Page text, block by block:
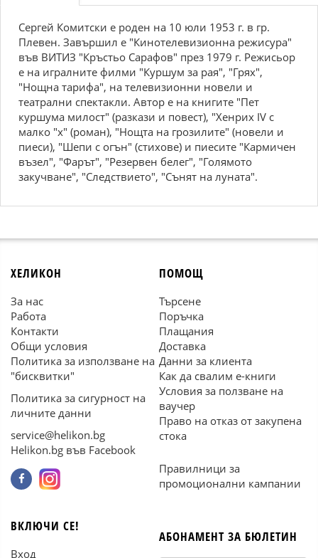
Сергей Комитски е роден на 10 юли 1953 г. в гр.
Плевен. Завършил е "Кинотелевизионна режисура"
във ВИТИЗ "Кръстьо Сарафов" през 1979 г. Режисьор
е на игралните филми "Куршум за рая", "Грях",
"Нощна тарифа", на телевизионни новели и
театрални спектакли. Автор е на книгите "Пет
куршума милост" (разкази и повест), "Хенрих ІV с
малко "х" (роман), "Нощта на грозилите" (новели и
пиеси), "Шепи с огън" (стихове) и пиесите "Кармичен
възел", "Фарът", "Резервен белег", "Голямото
закучване", "Следствието", "Сънят на луната".
ХЕЛИКОН
За нас
Работа
Контакти
Общи условия
Политика за използване на
"бисквитки"
Политика за сигурност на
личните данни
service@helikon.bg
Helikon.bg във Facebook
ПОМОЩ
Търсене
Поръчка
Плащания
Доставка
Данни за клиента
Как да свалим е-книги
Условия за ползване на
ваучер
Право на отказ от закупена
стока
Правилници за
промоционални кампании
ВКЛЮЧИ СЕ!
Вход
АБОНАМЕНТ ЗА БЮЛЕТИН